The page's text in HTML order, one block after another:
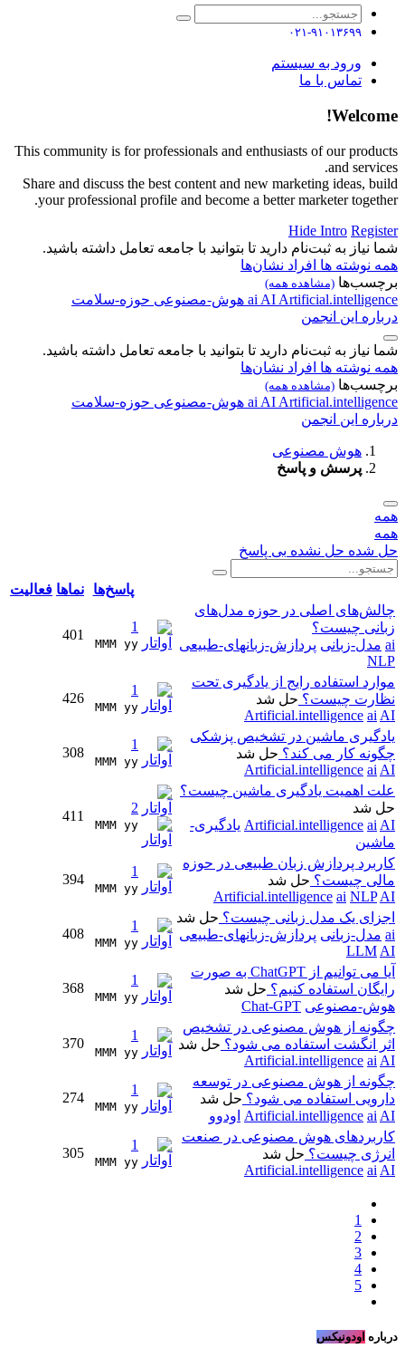
۰۲۱-۹۱۰۱۳۶۹۹
ورود به سیستم
تماس با ما
Welcome!
This community is for professionals and enthusiasts of our products
and services.
Share and discuss the best content and new marketing ideas, build
your professional profile and become a better marketer together.
Hide Intro Register
شما نیاز به ثبت‌نام دارید تا بتوانید با جامعه تعامل داشته باشید.
همه نوشته ها افراد نشان‌ها
برچسب‌ها (مشاهده همه)
ai AI Artificial.intelligence هوش-مصنوعی حوزه-سلامت
درباره این انجمن
شما نیاز به ثبت‌نام دارید تا بتوانید با جامعه تعامل داشته باشید.
همه نوشته ها افراد نشان‌ها
برچسب‌ها (مشاهده همه)
ai AI Artificial.intelligence هوش-مصنوعی حوزه-سلامت
درباره این انجمن
هوش مصنوعی
پرسش و پاسخ
همه
همه
حل شده حل نشده بی پاسخ
پاسخ‌ها نماها فعالیت
چالش‌های اصلی در حوزه مدل‌های
زبانی چیست؟
ai مدل-زبانی پردازش-زبانهای-طبیعی
NLP
1
MMM yy
401
موارد استفاده رایج از یادگیری تحت
نظارت چیست؟ حل شد
Artificial.intelligence ai AI
1
MMM yy
426
یادگیری ماشین در تشخیص پزشکی
چگونه کار می کند؟ حل شد
Artificial.intelligence ai AI
1
MMM yy
308
علت اهمیت یادگیری ماشین چیست؟
حل شد
Artificial.intelligence ai AI
یادگیری-
ماشین
2
MMM yy
411
کاربرد پردازش زبان طبیعی در حوزه
مالی چیست؟ حل شد
Artificial.intelligence ai NLP AI
1
MMM yy
394
اجزای یک مدل زبانی چیست؟ حل شد
ai مدل-زبانی پردازش-زبانهای-طبیعی
LLM AI
1
MMM yy
408
آیا می توانیم از ChatGPT به صورت
رایگان استفاده کنیم؟ حل شد
هوش-مصنوعی Chat-GPT
1
MMM yy
368
چگونه از هوش مصنوعی در تشخیص
اثر انگشت استفاده می شود؟ حل شد
Artificial.intelligence ai AI
1
MMM yy
370
چگونه از هوش مصنوعی در توسعه
دارویی استفاده می شود؟ حل شد
Artificial.intelligence ai AI اودوو
1
MMM yy
274
کاربردهای هوش مصنوعی در صنعت
انرژی چیست؟ حل شد
Artificial.intelligence ai AI
1
MMM yy
305
1
2
3
4
5
درباره اودونیکس